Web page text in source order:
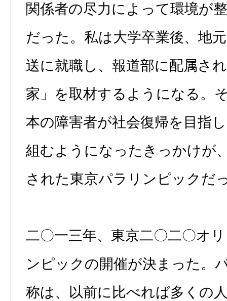
関係者の尽力によって環境が
だった。私は大学卒業後、地
送に就職し、報道部に配属さ
家」を取材するようになる。
本の障害者が社会復帰を目指
組むようになったきっかけが
された東京パラリンピックだ
二〇一三年、東京二〇二〇オ
ンピックの開催が決まった。
称は、以前に比べれば多くの